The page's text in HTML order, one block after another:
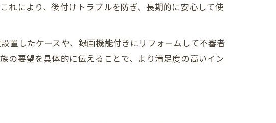
ント
ム術
法
れにより、後付けトラブルを防ぎ、長期的に安心して使
置したケースや、録画機能付きにリフォームして不審者
の要望を具体的に伝えることで、より満足度の高いイン